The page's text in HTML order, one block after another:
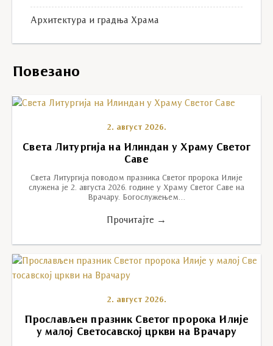
Архитектура и градња Храма
Повезано
2. август 2026.
Света Литургија на Илиндан у Храму Светог
Саве
Света Литургија поводом празника Светог пророка Илије
служена је 2. августа 2026. године у Храму Светог Саве на
Врачару. Богослужењем…
Прочитајте →
2. август 2026.
Прослављен празник Светог пророка Илије
у малој Светосавској цркви на Врачару